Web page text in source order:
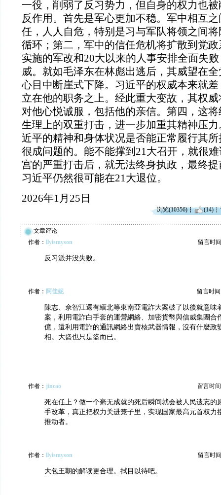
一役，削弱了反习势力，但自身的权力也
反作用。首先是军心更加不稳。军中相互
任，人人自危，特别是习与军队将领之间
循环；第二，军中的信任危机将扩散到党
实施的军改和20大以来的人事安排全面失
威。就如毛泽东在林彪出逃后，其威望在
心目中断崖式下降。习近平的权威本来就
立在他的职务之上。经此重大变故，其权
对他心悦诚服，包括他的亲信。第四，这
生理上的双重打击，进一步加重其精神压
近平的精神和身体状况是否能正常履行其
很成问题的。能不能撑到21大召开，就很
宫的严重打击后，就无法终身执政，最终
习近平仍然很可能在21大退位。
2026年1月25日
浏览(10356) (14)
文章评论
作者： llyismyson 留言时
反习派并没失败。
作者： 阿佳妮 留言时间
陳志、佘智江還有緬北等東南亞電詐大案破了以後就意味
案，利用電詐白手套的運營網絡、加密貨幣與信威集團合
億，還利用電詐的通訊網絡出賣核武器情報，沒有什麼政
相。大盜也只是盜而已。
作者： jincao 留言时
死在任上？做一个毫无成就的死后瞬间就会被人民遗忘的
手改革，真正把权力关进笼子里，实现国家最高元首权力
推动者。
作者： llyismyson 留言时
大包王朝的解读更合理。拭目以待吧。